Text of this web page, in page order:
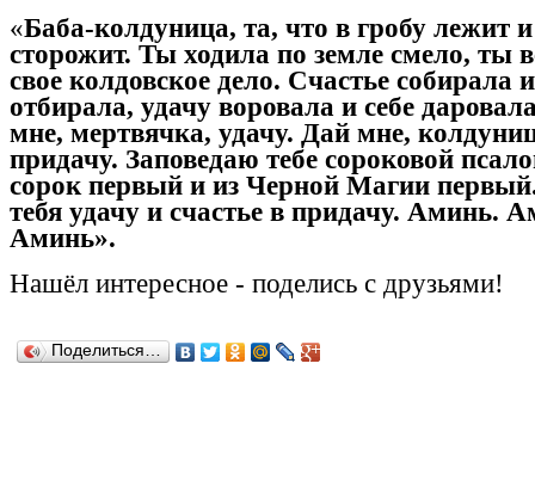
«Баба-колдуница, та, что в гробу лежит
сторожит. Ты ходила по земле смело, ты
свое колдовское дело. Счастье собирала
отбирала, удачу воровала и себе
мне, мертвячка, удачу. Дай мне,
придачу. Заповедаю тебе сороковой
сорок первый и из Черной Магии
тебя удачу и счастье в придачу. Аминь.
Аминь».
Нашёл интересное - поделись с друзьями!
Поделиться…